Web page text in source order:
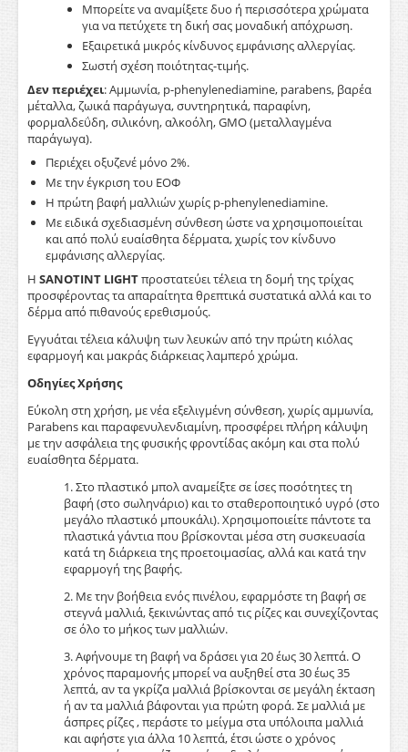
Μπορείτε να αναμίξετε δυο ή περισσότερα χρώματα
για να πετύχετε τη δική σας μοναδική απόχρωση.
Εξαιρετικά μικρός κίνδυνος εμφάνισης αλλεργίας.
Σωστή σχέση ποιότητας-τιμής.
Δενπεριέχει: Αμμωνία, p-phenylenediamine, parabens, βαρέα
μέταλλα, ζωικά παράγωγα, συντηρητικά, παραφίνη,
φορμαλδεΰδη, σιλικόνη, αλκοόλη, GMO (μεταλλαγμένα
παράγωγα).
Περιέχει οξυζενέ μόνο 2%.
Με την έγκριση του ΕΟΦ
Η πρώτη βαφή μαλλιών χωρίς p-phenylenediamine.
Με ειδικά σχεδιασμένη σύνθεση ώστε να χρησιμοποιείται
και από πολύ ευαίσθητα δέρματα, χωρίς τον κίνδυνο
εμφάνισης αλλεργίας.
Η SANOTINT LIGHTπροστατεύει τέλεια τη δομή της τρίχας
προσφέροντας τα απαραίτητα θρεπτικά συστατικά αλλά και το
δέρμα από πιθανούς ερεθισμούς.
Εγγυάται τέλεια κάλυψη των λευκών από την πρώτη κιόλας
εφαρμογή και μακράς διάρκειας λαμπερό χρώμα.
Οδηγίες Χρήσης
Εύκολη στη χρήση, με νέα εξελιγμένη σύνθεση, χωρίς αμμωνία,
Parabens και παραφενυλενδιαμίνη, προσφέρει πλήρη κάλυψη
με την ασφάλεια της φυσικής φροντίδας ακόμη και στα πολύ
ευαίσθητα δέρματα.
1. Στο πλαστικό μπολ αναμείξτε σε ίσες ποσότητες τη
βαφή (στο σωληνάριο) και το σταθεροποιητικό υγρό (στο
μεγάλο πλαστικό μπουκάλι). Χρησιμοποιείτε πάντοτε τα
πλαστικά γάντια που βρίσκονται μέσα στη συσκευασία
κατά τη διάρκεια της προετοιμασίας, αλλά και κατά την
εφαρμογή της βαφής.
2. Με την βοήθεια ενός πινέλου, εφαρμόστε τη βαφή σε
στεγνά μαλλιά, ξεκινώντας από τις ρίζες και συνεχίζοντας
σε όλο το μήκος των μαλλιών.
3. Αφήνουμε τη βαφή να δράσει για 20 έως 30 λεπτά. Ο
χρόνος παραμονής μπορεί να αυξηθεί στα 30 έως 35
λεπτά, αν τα γκρίζα μαλλιά βρίσκονται σε μεγάλη έκταση
ή αν τα μαλλιά βάφονται για πρώτη φορά. Σε μαλλιά με
άσπρες ρίζες , περάστε το μείγμα στα υπόλοιπα μαλλιά
και αφήστε για άλλα 10 λεπτά, έτσι ώστε ο χρόνος